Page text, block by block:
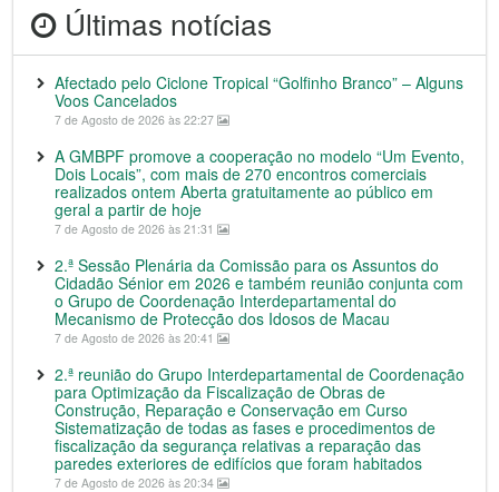
Últimas notícias
Afectado pelo Ciclone Tropical “Golfinho Branco” – Alguns
Voos Cancelados
7 de Agosto de 2026 às 22:27
A GMBPF promove a cooperação no modelo “Um Evento,
Dois Locais”, com mais de 270 encontros comerciais
realizados ontem Aberta gratuitamente ao público em
geral a partir de hoje
7 de Agosto de 2026 às 21:31
2.ª Sessão Plenária da Comissão para os Assuntos do
Cidadão Sénior em 2026 e também reunião conjunta com
o Grupo de Coordenação Interdepartamental do
Mecanismo de Protecção dos Idosos de Macau
7 de Agosto de 2026 às 20:41
2.ª reunião do Grupo Interdepartamental de Coordenação
para Optimização da Fiscalização de Obras de
Construção, Reparação e Conservação em Curso
Sistematização de todas as fases e procedimentos de
fiscalização da segurança relativas a reparação das
paredes exteriores de edifícios que foram habitados
7 de Agosto de 2026 às 20:34